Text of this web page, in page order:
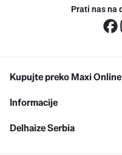
Prati nas na
Kupujte preko Maxi Online
Informacije
Delhaize Serbia